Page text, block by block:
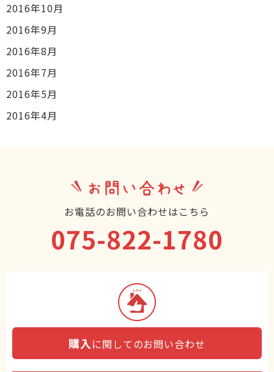
2016年10月
2016年9月
2016年8月
2016年7月
2016年5月
2016年4月
お問い合わせ
お電話のお問い合わせはこちら
075-822-1780
購入に関してのお問い合わせ